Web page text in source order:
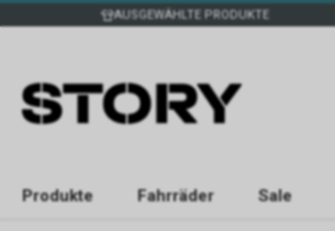
AUSGEWÄHLTE PRODUKTE
Produkte Fahrräder Sale